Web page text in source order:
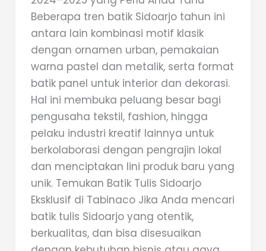
Beberapa tren batik Sidoarjo tahun ini
antara lain kombinasi motif klasik
dengan ornamen urban, pemakaian
warna pastel dan metalik, serta format
batik panel untuk interior dan dekorasi.
Hal ini membuka peluang besar bagi
pengusaha tekstil, fashion, hingga
pelaku industri kreatif lainnya untuk
berkolaborasi dengan pengrajin lokal
dan menciptakan lini produk baru yang
unik. Temukan Batik Tulis Sidoarjo
Eksklusif di Tabinaco Jika Anda mencari
batik tulis Sidoarjo yang otentik,
berkualitas, dan bisa disesuaikan